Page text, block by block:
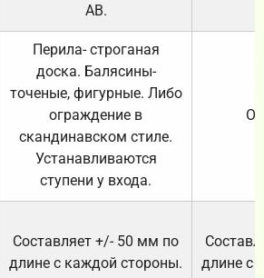
АВ.
Перила- строганая
доска. Балясины-
точеные, фигурные. Либо
ограждение в
скандинавском стиле.
Устанавливаются
ступени у входа.
Составляет +/- 50 мм по
длине с каждой стороны.
длине с